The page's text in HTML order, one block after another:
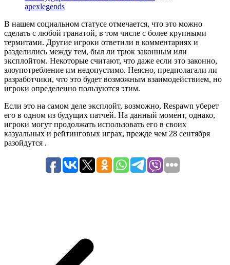
apexlegends
В нашем социальном статусе отмечается, что это можно
сделать с любой гранатой, в том числе с более крупными
термитами. Другие игроки ответили в комментариях и
разделились между тем, был ли трюк законным или
эксплойтом. Некоторые считают, что даже если это законно,
злоупотребление им недопустимо. Неясно, предполагали ли
разработчики, что это будет возможным взаимодействием, но
игроки определенно пользуются этим.
Если это на самом деле эксплойт, возможно, Respawn уберет
его в одном из будущих патчей. На данный момент, однако,
игроки могут продолжать использовать его в своих
казуальных и рейтинговых играх, прежде чем 28 сентября
разойдутся .